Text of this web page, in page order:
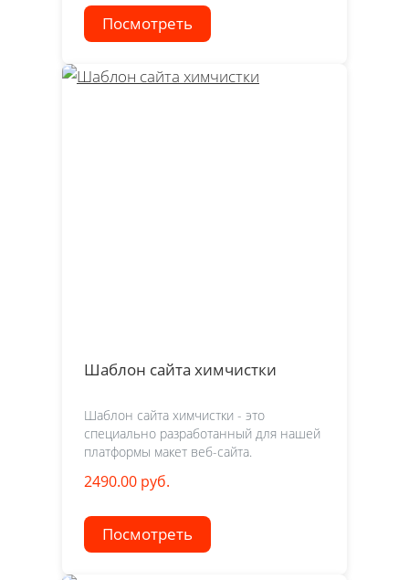
Посмотреть
Шаблон сайта химчистки
Шаблон сайта химчистки - это
специально разработанный для нашей
платформы макет веб-сайта.
2490.00 руб.
Посмотреть